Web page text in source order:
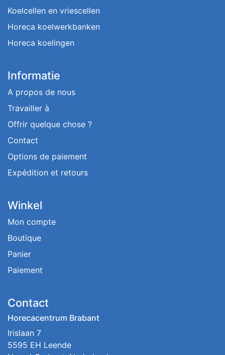
Koelcellen en vriescellen
Horeca koelwerkbanken
Horeca koelingen
Informatie
A propos de nous
Travailler à
Offrir quelque chose ?
Contact
Options de paiement
Expédition et retours
Winkel
Mon compte
Boutique
Panier
Paiement
Contact
Horecacentrum Brabant
Irislaan 7
5595 EH Leende